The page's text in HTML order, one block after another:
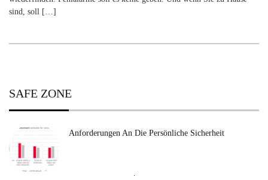
wiederfinden. Fehlalarme soll es keine geben. Und wenn Sie zu Hause
sind, soll […]
SAFE ZONE
Anforderungen An Die Persönliche Sicherheit